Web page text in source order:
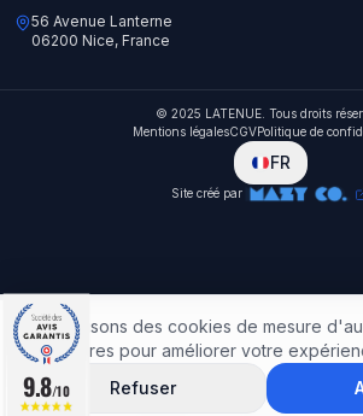
Nous utilisons des cookies de mesure
publicitaires pour améliorer votre
Refuser
56 Avenue Lanterne
06200 Nice, France
© 2025 LATENUE. Tous droits
Mentions légalesCGVPolitique de
FR
Site créé par
Accueil Rechercher
9.8/10
9.8/10